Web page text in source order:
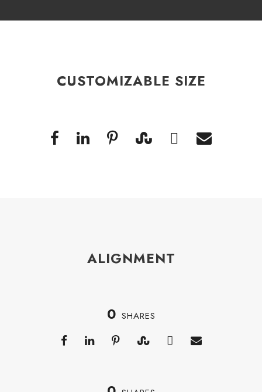
CUSTOMIZABLE SIZE
ALIGNMENT
0 SHARES